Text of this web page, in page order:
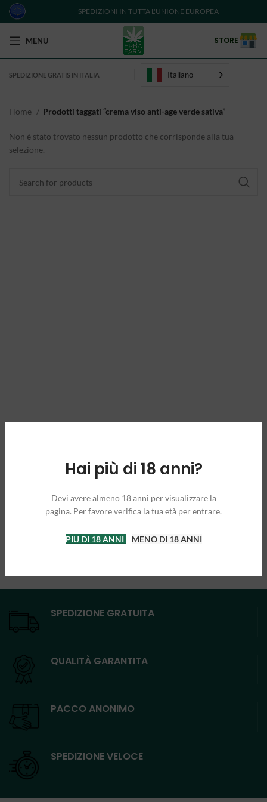
Hai più di 18 anni?
Devi avere almeno 18 anni per visualizzare la
pagina. Per favore verifica la tua età per entrare.
PIU DI 18 ANNI MENO DI 18 ANNI
SPEDIZIONI IN TUTTA L'UNIONE EUROPEA
MENU STORE
SPEDIZIONE GRATIS IN ITALIA Italiano
Home Prodotti taggati “crema viso anti-age verde sativa”
Non è stato trovato nessun prodotto che corrisponde alla tua
selezione.
SPEDIZIONE GRATUITA
QUALITÀ GARANTITA
PACCO ANONIMO
SPEDIZIONE VELOCE